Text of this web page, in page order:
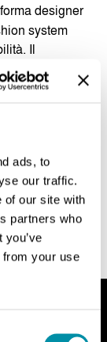
ads, to
our traffic.
of our site with
partners who
from your use
forma designer
system
Il
gli